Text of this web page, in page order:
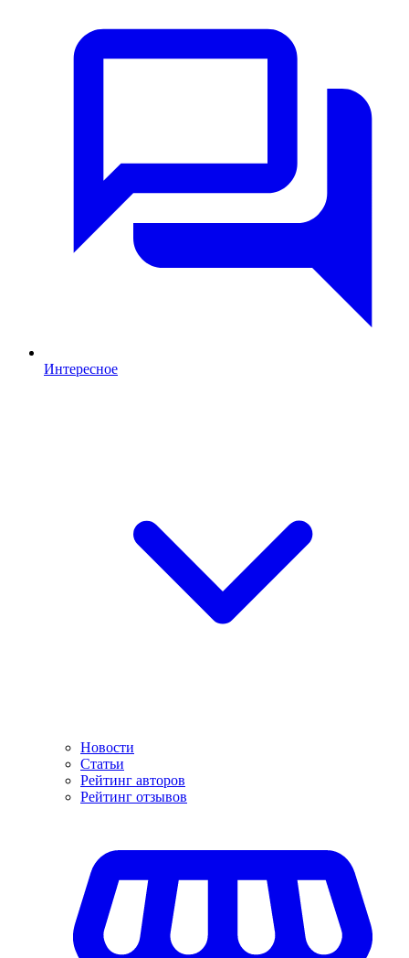
Интересное
Новости
Статьи
Рейтинг авторов
Рейтинг отзывов